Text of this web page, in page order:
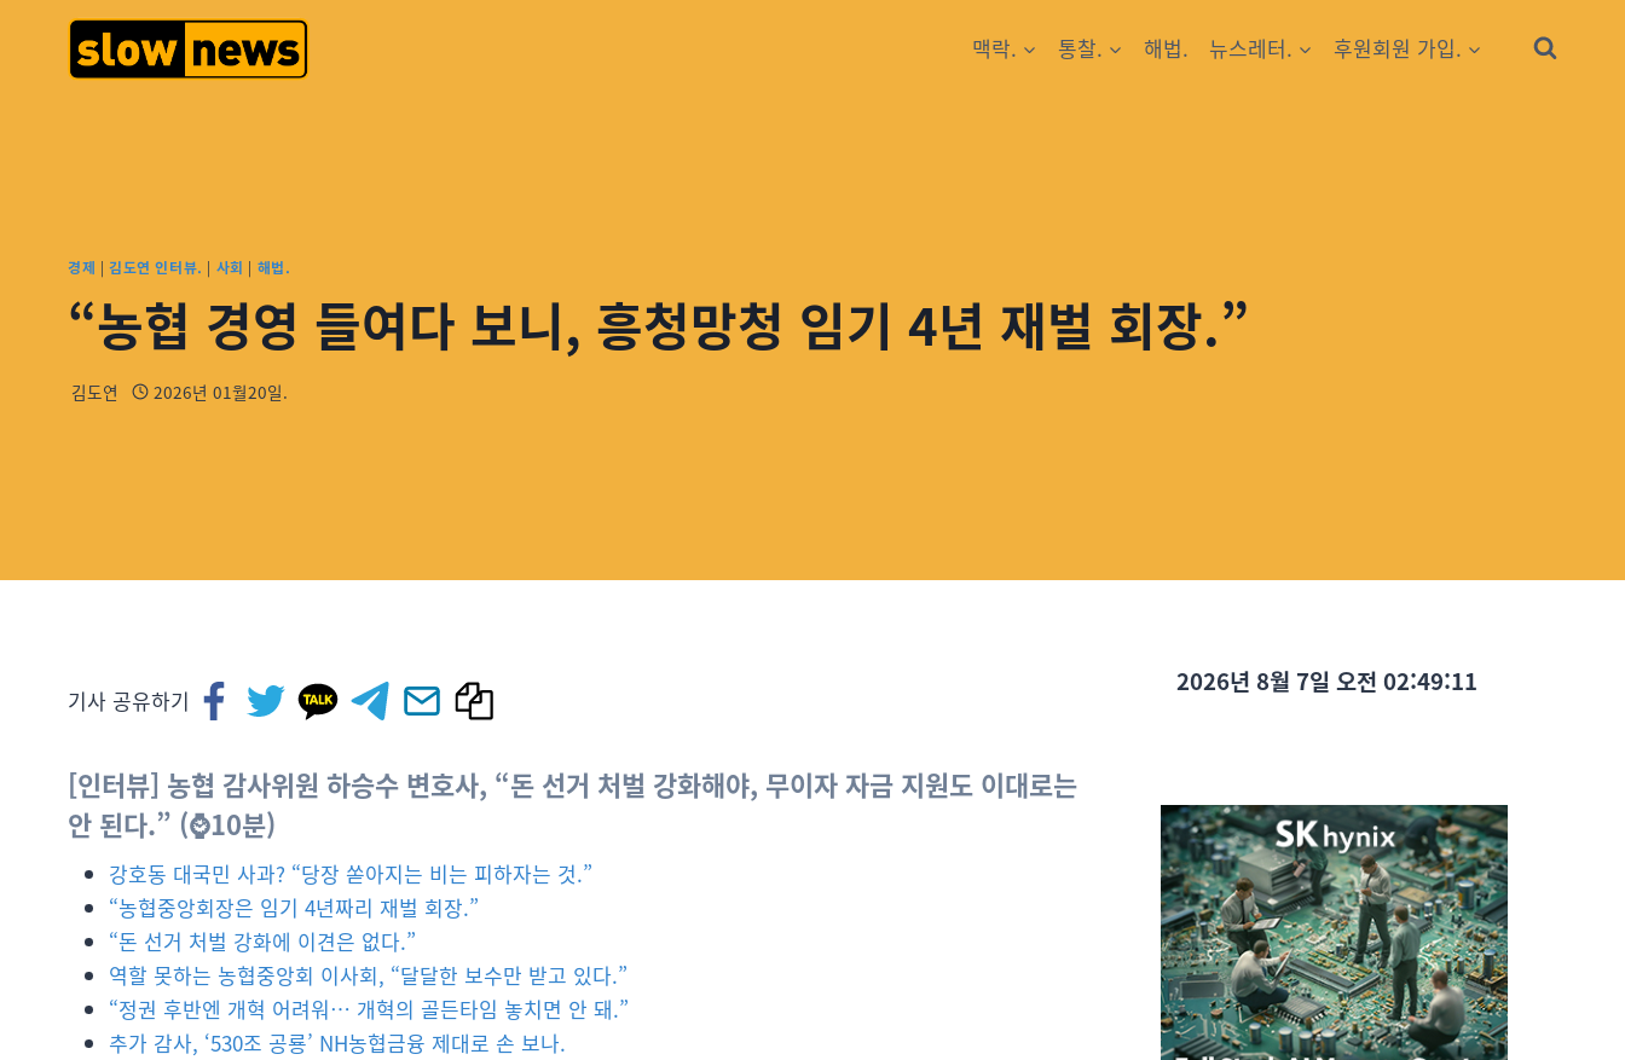
맥락. 통찰. 해법. 뉴스레터. 후원회원 가입.
경제 | 김도연 인터뷰. | 사회 | 해법.
“농협 경영 들여다 보니, 흥청망청 임기 4년 재벌 회장.”
김도연 2026년 01월20일.
기사 공유하기
[인터뷰] 농협 감사위원 하승수 변호사, “돈 선거 처벌 강화해야, 무이자 자금 지원도 이대로는
안 된다.” (⌚10분)
강호동 대국민 사과? “당장 쏟아지는 비는 피하자는 것.”
“농협중앙회장은 임기 4년짜리 재벌 회장.”
“돈 선거 처벌 강화에 이견은 없다.”
역할 못하는 농협중앙회 이사회, “달달한 보수만 받고 있다.”
“정권 후반엔 개혁 어려워… 개혁의 골든타임 놓치면 안 돼.”
추가 감사, ‘530조 공룡’ NH농협금융 제대로 손 보나.
2026년 8월 7일 오전 02:49:13